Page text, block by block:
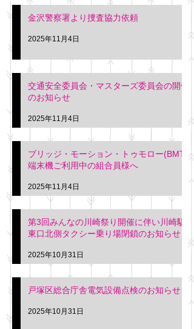
金沢警察署より捜査協力依頼
2025年11月4日
交通安全委員会・マスターズ委員会の開催
のお知らせ
2025年11月4日
ブリッジ・モーション・トゥモロー(BMT)
端末機ご利用中の組合員様へ
2025年11月4日
第3回みんなの川崎祭り開催に伴い川崎駅
東口北側タクシー乗り場閉鎖のお知らせ
2025年10月31日
戸塚区総合庁舎電気設備点検のお知らせ
2025年10月31日